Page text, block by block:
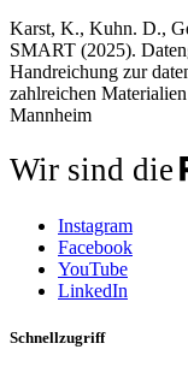
Karst, K., Kuhn. D.,
SMART (2025).
Handreichung zur
zahlreichen
Mannheim
Wir sind die
Instagram
Facebook
YouTube
LinkedIn
Schnellzugriff